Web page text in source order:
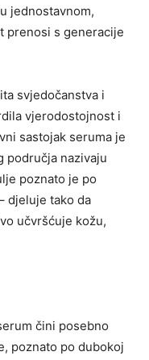
jednostavnom,
prenosi s generacije
svjedočanstva i
vjerodostojnost i
sastojak seruma je
područja nazivaju
poznato je po
djeluje tako da
učvršćuje kožu,
čini posebno
poznato po dubokoj